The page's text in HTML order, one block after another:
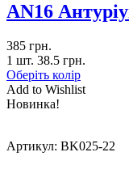
AN16
385 грн.
1 шт. 38.5 грн.
Оберіть колір
Add to Wishlist
Новинка!
Артикул: BK025-22